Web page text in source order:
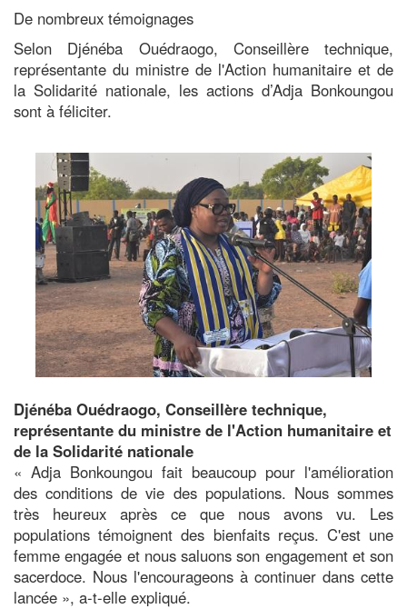
De nombreux témoignages
Selon Djénéba Ouédraogo, Conseillère technique,
représentante du ministre de l'Action humanitaire et de
la Solidarité nationale, les actions d’Adja Bonkoungou
sont à féliciter.
Image
Djénéba Ouédraogo, Conseillère technique,
représentante du ministre de l'Action humanitaire et
de la Solidarité nationale
« Adja Bonkoungou fait beaucoup pour l'amélioration
des conditions de vie des populations. Nous sommes
très heureux après ce que nous avons vu. Les
populations témoignent des bienfaits reçus. C'est une
femme engagée et nous saluons son engagement et son
sacerdoce. Nous l'encourageons à continuer dans cette
lancée », a-t-elle expliqué.